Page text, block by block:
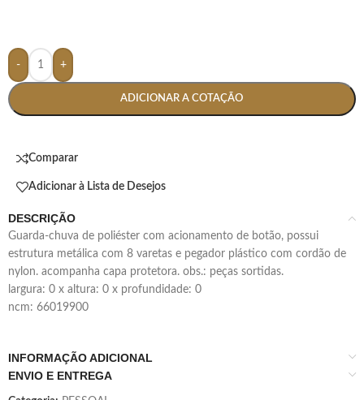
- +
ADICIONAR A COTAÇÃO
Comparar
Adicionar à Lista de Desejos
DESCRIÇÃO
guarda-chuva de poliéster com acionamento de botão, possui
estrutura metálica com 8 varetas e pegador plástico com cordão de
nylon. acompanha capa protetora. obs.: peças sortidas.
largura: 0 x altura: 0 x profundidade: 0
ncm: 66019900
INFORMAÇÃO ADICIONAL
ENVIO E ENTREGA